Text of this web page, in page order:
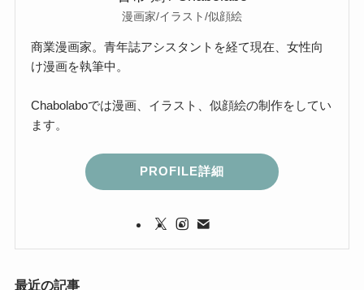
漫画家/イラスト/似顔絵
商業漫画家。青年誌アシスタントを経て現在、女性向
け漫画を執筆中。
Chabolaboでは漫画、イラスト、似顔絵の制作をしてい
ます。
PROFILE詳細
最近の記事